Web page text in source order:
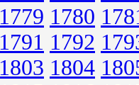
1779 1780
1791 1792
1803 1804